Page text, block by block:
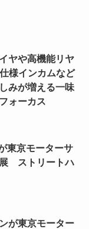
ヤや高機能リヤ
様インカムなど
みが増える一味
ォーカス
東京モーターサ
ストリートハ
が東京モーター